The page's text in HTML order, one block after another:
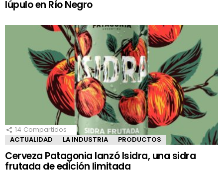
lúpulo en Río Negro
14 Compartidos
ACTUALIDAD
LA INDUSTRIA PRODUCTOS
Cerveza Patagonia lanzó Isidra, una sidra
frutada de edición limitada